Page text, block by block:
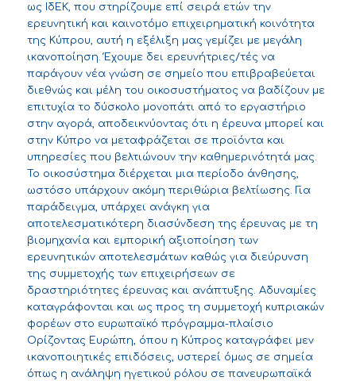
ως ΙδΕΚ, που στηρίζουμε επί σειρά ετών την
ερευνητική και καινοτόμο επιχειρηματική κοινότητα
της Κύπρου, αυτή η εξέλιξη μας γεμίζει με μεγάλη
ικανοποίηση. Έχουμε δει ερευνήτριες/τές να
παράγουν νέα γνώση σε σημείο που επιβραβεύεται
διεθνώς και μέλη του οικοσυστήματος να βαδίζουν με
επιτυχία το δύσκολο μονοπάτι από το εργαστήριο
στην αγορά, αποδεικνύοντας ότι η έρευνα μπορεί και
στην Κύπρο να μεταφράζεται σε προϊόντα και
υπηρεσίες που βελτιώνουν την καθημερινότητά μας.
Το οικοσύστημα διέρχεται μια περίοδο άνθησης,
ωστόσο υπάρχουν ακόμη περιθώρια βελτίωσης. Για
παράδειγμα, υπάρχει ανάγκη για
αποτελεσματικότερη διασύνδεση της έρευνας με τη
βιομηχανία και εμπορική αξιοποίηση των
ερευνητικών αποτελεσμάτων καθώς για διεύρυνση
της συμμετοχής των επιχειρήσεων σε
δραστηριότητες έρευνας και ανάπτυξης. Αδυναμίες
καταγράφονται και ως προς τη συμμετοχή κυπριακών
φορέων στο ευρωπαϊκό πρόγραμμα-πλαίσιο
Ορίζοντας Ευρώπη, όπου η Κύπρος καταγράφει μεν
ικανοποιητικές επιδόσεις, υστερεί όμως σε σημεία
όπως η ανάληψη ηγετικού ρόλου σε πανευρωπαϊκά